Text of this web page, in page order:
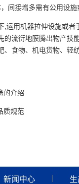
间接增多需有公用设
运用机器拉伸设施或
流衍地膜腾出物产
食物、机电货物、轻
的介绍
质规范
新闻中心